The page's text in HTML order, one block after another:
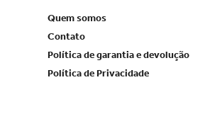
Quem somos
Contato
Política de garantia e devolução
Política de Privacidade